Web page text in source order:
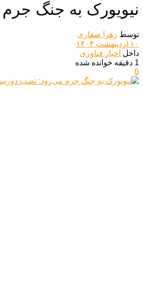
نیویورک به جنگ
توسط زهرا صفاری
۱۰ اردیبهشت ۱۴۰۴
داخل اخبار فناوری
1 دقیقه خوانده شده
0